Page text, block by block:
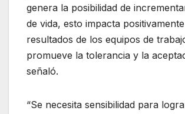
genera la posibilidad de
de vida, esto impacta
resultados de los equipos de
promueve la tolerancia y la
señaló.
“Se necesita sensibilidad para